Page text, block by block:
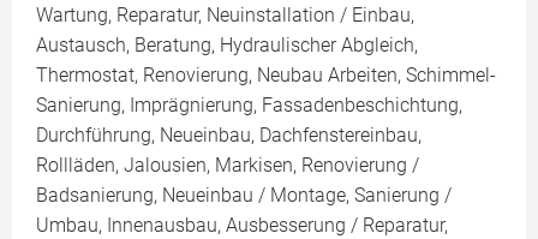
Wartung, Reparatur, Neuinstallation / Einbau,
Austausch, Beratung, Hydraulischer Abgleich,
Thermostat, Renovierung, Neubau Arbeiten, Schimmel-
Sanierung, Imprägnierung, Fassadenbeschichtung,
Durchführung, Neueinbau, Dachfenstereinbau,
Rollläden, Jalousien, Markisen, Renovierung /
Badsanierung, Neueinbau / Montage, Sanierung /
Umbau, Innenausbau, Ausbesserung / Reparatur,